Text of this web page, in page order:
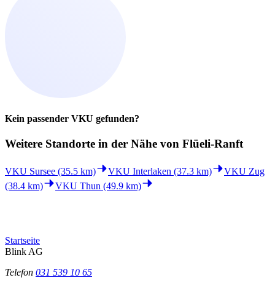
Kein passender VKU gefunden?
Weitere Standorte in der Nähe von Flüeli-Ranft
VKU Sursee (35.5 km) VKU Interlaken (37.3 km)
VKU Zug
(38.4 km)
VKU Thun (49.9 km)
Startseite
Blink AG
Telefon 031 539 10 65